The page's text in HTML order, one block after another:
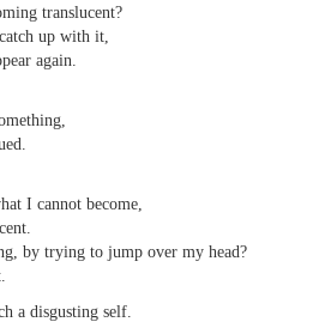
translucent?
up with it,
again.
I cannot become,
by trying to jump over my head?
a disgusting self.